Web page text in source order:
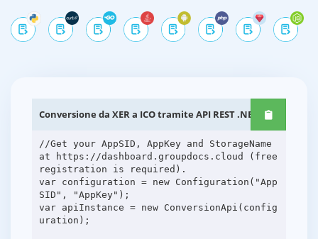
Conversione da XER a ICO tramite API REST .NET
//Get your AppSID, AppKey and StorageName
at https://dashboard.groupdocs.cloud (free
registration is required).
var configuration = new Configuration("App
SID", "AppKey");
var apiInstance = new ConversionApi(config
uration);